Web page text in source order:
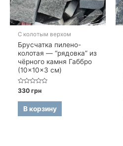
С колотым верхом
Брусчатка пилено-
колотая — “рядовка” из
чёрного камня Габбро
(10×10×3 см)
Оценка
0
из
330грн
В корзину